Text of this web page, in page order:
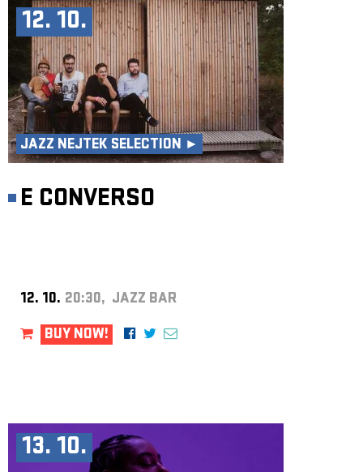
12. 10.
JAZZ NEJTEK SELECTION ►
E CONVERSO
12. 10. 20:30, JAZZ BAR
BUY NOW!
13. 10.